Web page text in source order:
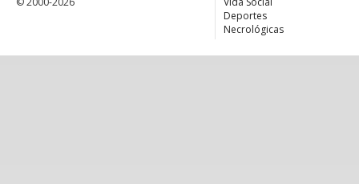
Deportes
Necrológicas